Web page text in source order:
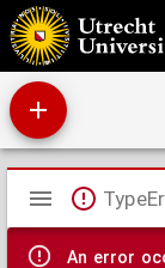
Wisconstige
vorst ende heere, Mavrits
Mirador
viewer
An error